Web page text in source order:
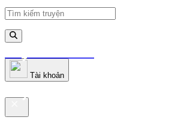
truyenfullz.com
Tài khoản
truyenfullz.com